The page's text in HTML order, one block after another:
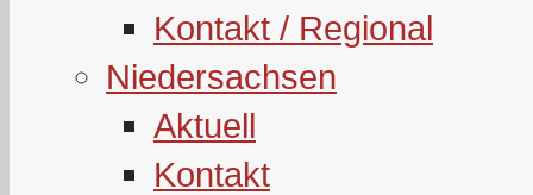
Kontakt / Regional
Niedersachsen
Aktuell
Kontakt